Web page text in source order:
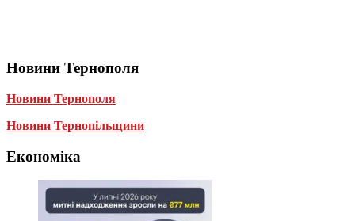
Новини Тернополя
Новини Тернополя
Новини Тернопільщини
Економіка